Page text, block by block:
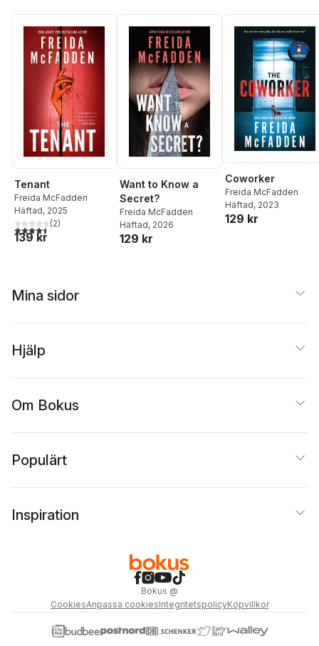
Tenant
Freida McFadden
Häftad, 2025
4,5utav 5 stjärnor. Totalt antal röster:
(2)
139 kr
Want to Know a
Secret?
Freida McFadden
Häftad, 2026
129 kr
Coworker
Freida McFadden
Häftad, 2023
129 kr
Mina sidor
Hjälp
Om Bokus
Populärt
Inspiration
Bokus @
CookiesAnpassa cookiesIntegritetspolicyKöpvillkor